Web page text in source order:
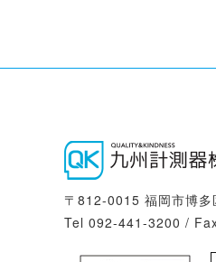
〒812-0015 福岡市博
Tel 092-441-3200 /